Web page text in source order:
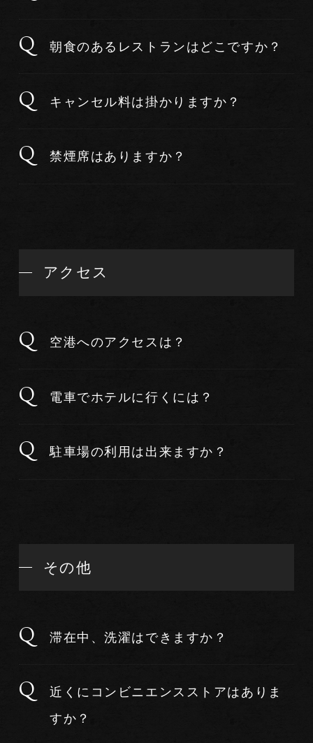
朝食のあるレストランはどこですか？
キャンセル料は掛かりますか？
禁煙席はありますか？
アクセス
空港へのアクセスは？
電車でホテルに行くには？
駐車場の利用は出来ますか？
その他
滞在中、洗濯はできますか？
近くにコンビニエンスストアはありま
すか？